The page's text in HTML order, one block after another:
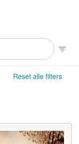
Reset alle filters